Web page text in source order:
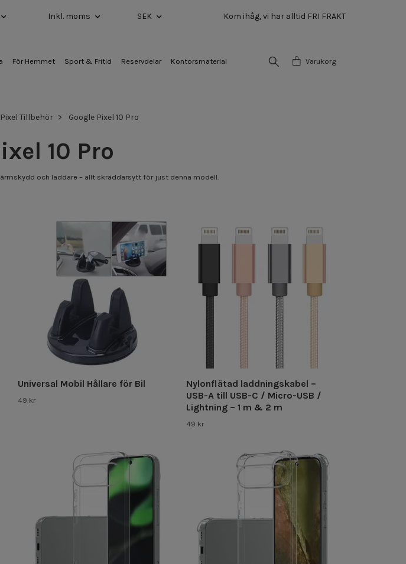
Inkl. moms SEK Kom ihåg, vi har alltid FRI FRAKT
För Hemmet Sport & Fritid Reservdelar Kontorsmaterial Varukorg
Tillbehör Google Pixel 10 Pro
10 Pro
och laddare – allt skräddarsytt för just denna modell.
Universal Mobil Hållare för Bil
49 kr
Nylonflätad laddningskabel –
USB-A till USB-C / Micro-USB /
Lightning – 1 m & 2 m
49 kr